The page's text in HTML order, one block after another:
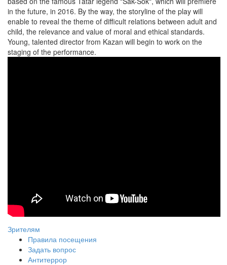
in the future, in 2016. By the way, the storyline of the play will
enable to reveal the theme of difficult relations between adult and
child, the relevance and value of moral and ethical standards.
Young, talented director from Kazan will begin to work on the
staging of the performance.
Зрителям
Правила посещения
Задать вопрос
Антитеррор